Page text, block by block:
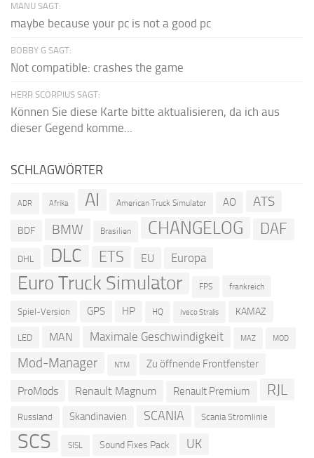
MANU SAGT:
maybe because your pc is not a good pc
BOBBY G SAGT:
Not compatible: crashes the game
HERR SCORPIUS SAGT:
Können Sie diese Karte bitte aktualisieren, da ich aus
dieser Gegend komme...
SCHLAGWÖRTER
ADR Afrika AI American Truck Simulator AO ATS
BDF BMW Brasilien CHANGELOG DAF
DHL DLC ETS EU Europa
Euro Truck Simulator FPS frankreich
Spiel-Version GPS HP HQ Iveco Stralis KAMAZ
LED MAN Maximale Geschwindigkeit MAZ MOD
Mod-Manager NTM Zu öffnende Frontfenster
ProMods Renault Magnum Renault Premium RJL
Russland Skandinavien SCANIA Scania Stromlinie
SCS SISL Sound Fixes Pack UK